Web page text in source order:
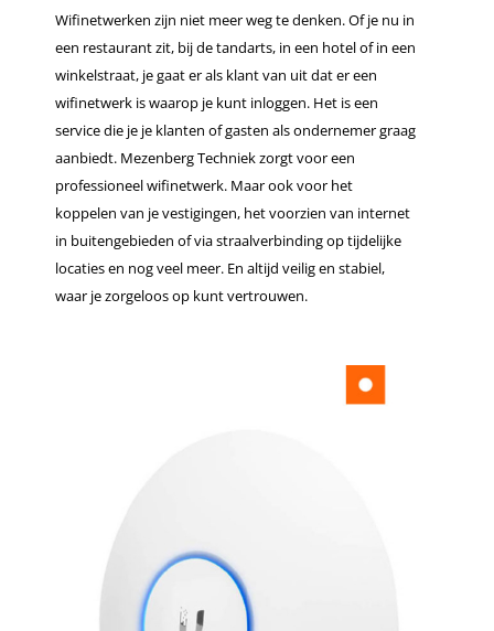
Wifinetwerken zijn niet meer weg te denken. Of je nu in
een restaurant zit, bij de tandarts, in een hotel of in een
winkelstraat, je gaat er als klant van uit dat er een
wifinetwerk is waarop je kunt inloggen. Het is een
service die je je klanten of gasten als ondernemer graag
aanbiedt. Mezenberg Techniek zorgt voor een
professioneel wifinetwerk. Maar ook voor het
koppelen van je vestigingen, het voorzien van internet
in buitengebieden of via straalverbinding op tijdelijke
locaties en nog veel meer. En altijd veilig en stabiel,
waar je zorgeloos op kunt vertrouwen.